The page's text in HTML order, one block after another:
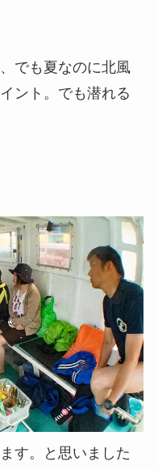
でも夏なのに北風
ント。でも潜れる
す。と思いました